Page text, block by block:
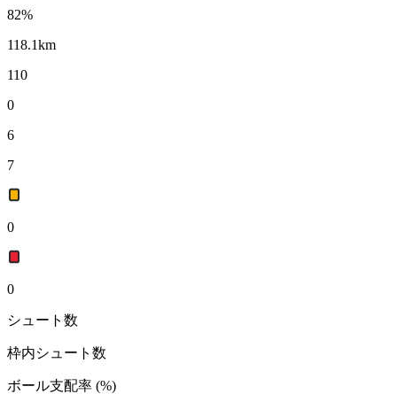
82%
118.1km
110
0
6
7
0
0
シュート数
枠内シュート数
ボール支配率 (%)